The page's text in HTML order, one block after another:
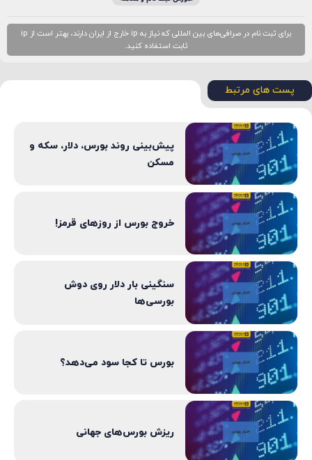
برای ثبت نام در صرافی‌های بین المللی که نیاز به ip خارج از ایران دارند، بهتر است از ip
ثابت استفاده کنید.
پست های مرتبط
پیش‌بینی روند بورس، دلار، سکه و
مسکن
خروج بورس از روزهای قرمز!
سنگینی بار دلار روی دوش
بورسی‌ها
بورس تا کجا سود می‌دهد؟
ریزش بورس‌های جهانی